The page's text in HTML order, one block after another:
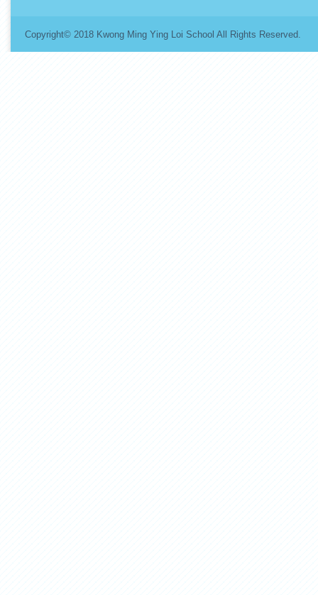
Copyright© 2018 Kwong Ming Ying Loi School All Rights Reserved.